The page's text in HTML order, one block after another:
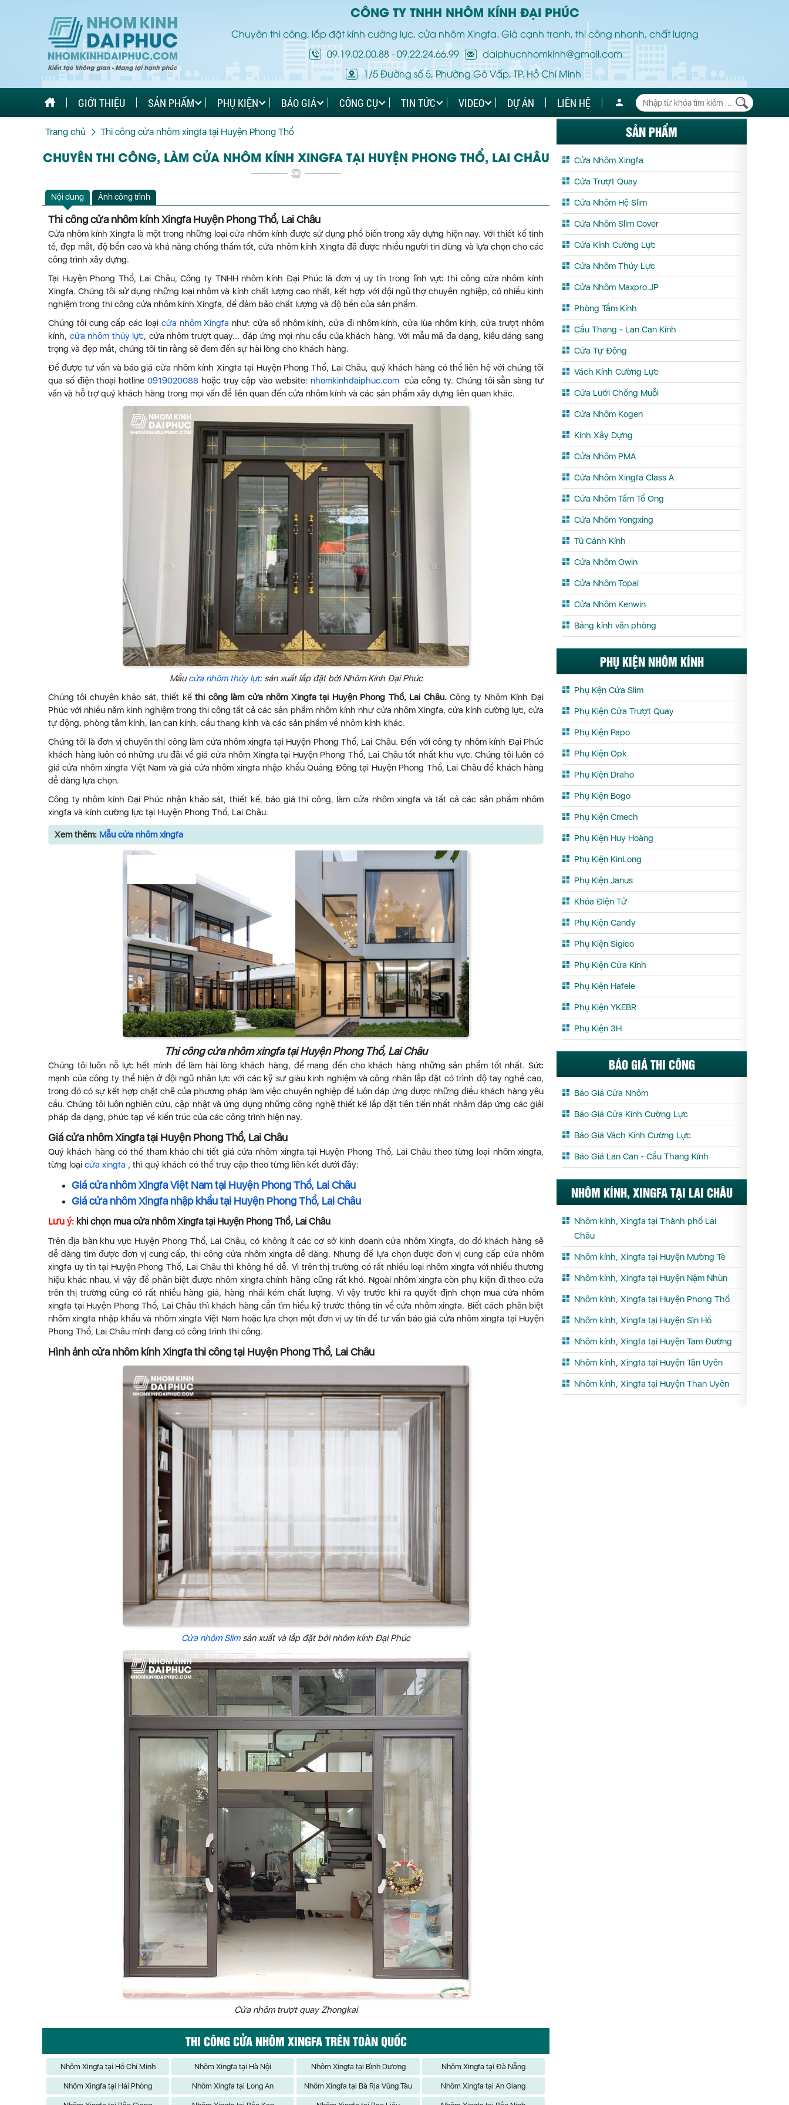
CÔNG TY TNHH NHÔM KÍNH ĐẠI PHÚC
Chuyên thi công, lắp đặt kính cường lực, cửa nhôm Xingfa. Giá cạnh tranh, thi công nhanh, chất lượng
09.19.02.00.88-09.22.24.66.99
daiphucnhomkinh@gmail.com
1/5 Đường số 5, Phường Gò Vấp, TP. Hồ Chí Minh
GIỚI THIỆU SẢN PHẨM PHỤ KIỆN BÁO GIÁ CÔNG CỤ TIN TỨC VIDEO DỰ ÁN LIÊN HỆ
Trang chủ Thi công cửa nhôm xingfa tại Huyện Phong Thổ
CHUYÊN THI CÔNG, LÀM CỬA NHÔM KÍNH XINGFA TẠI HUYỆN PHONG THỔ, LAI CHÂU
Nội dung Ảnh công trình
Thi công cửa nhôm kính Xingfa Huyện Phong Thổ, Lai Châu
Cửa nhôm kính Xingfa là một trong những loại cửa nhôm kính được sử dụng phổ biến trong xây dựng hiện nay. Với thiết kế tinh
tế, đẹp mắt, độ bền cao và khả năng chống thấm tốt, cửa nhôm kính Xingfa đã được nhiều người tin dùng và lựa chọn cho các
công trình xây dựng.
Tại Huyện Phong Thổ, Lai Châu, Công ty TNHH nhôm kính Đại Phúc là đơn vị uy tín trong lĩnh vực thi công cửa nhôm kính
Xingfa. Chúng tôi sử dụng những loại nhôm và kính chất lượng cao nhất, kết hợp với đội ngũ thợ chuyên nghiệp, có nhiều kinh
nghiệm trong thi công cửa nhôm kính Xingfa, để đảm bảo chất lượng và độ bền của sản phẩm.
Chúng tôi cung cấp các loại cửa nhôm Xingfa như: cửa sổ nhôm kính, cửa đi nhôm kính, cửa lùa nhôm kính, cửa trượt nhôm
kính, cửa nhôm thủy lực, cửa nhôm trượt quay... đáp ứng mọi nhu cầu của khách hàng. Với mẫu mã đa dạng, kiểu dáng sang
trọng và đẹp mắt, chúng tôi tin rằng sẽ đem đến sự hài lòng cho khách hàng.
Để được tư vấn và báo giá cửa nhôm kính Xingfa tại Huyện Phong Thổ, Lai Châu, quý khách hàng có thể liên hệ với chúng tôi
qua số điện thoại hotline 0919020088 hoặc truy cập vào website: nhomkinhdaiphuc.comcủa công ty. Chúng tôi sẵn sàng tư
vấn và hỗ trợ quý khách hàng trong mọi vấn đề liên quan đến cửa nhôm kính và các sản phẩm xây dựng liên quan khác.
Mẫucửa nhôm thủy lựcsản xuất lắp đặt bởi Nhôm Kính Đại Phúc
Chúng tôi chuyên khảo sát, thiết kếthi công làm cửa nhôm Xingfa tại Huyện Phong Thổ, Lai Châu.Công ty Nhôm Kính Đại
Phúc với nhiều năm kinh nghiệm trong thi công tất cả các sản phẩm nhôm kính như cửa nhôm Xingfa, cửa kính cường lực, cửa
tự động, phòng tắm kính, lan can kính, cầu thang kính và các sản phẩm về nhôm kính khác.
Chúng tôi là đơn vị chuyên thi công làm cửa nhôm xingfa tại Huyện Phong Thổ, Lai Châu. Đến với công ty nhôm kính Đại Phúc
khách hàng luôn có những ưu đãi về giá cửa nhôm Xingfa tại Huyện Phong Thổ, Lai Châu tốt nhất khu vực. Chúng tôi luôn có
giá cửa nhôm xingfa Việt Nam và giá cửa nhôm xingfa nhập khẩu Quảng Đông tại Huyện Phong Thổ, Lai Châu để khách hàng
dễ dàng lựa chọn.
Công ty nhôm kính Đại Phúc nhận khảo sát, thiết kế, báo giá thi công, làm cửa nhôm xingfa và tất cả các sản phẩm nhôm
xingfa và kính cường lực tại Huyện Phong Thổ, Lai Châu.
Xem thêm: Mẫu cửa nhôm xingfa
Thi công cửa nhôm xingfa tại Huyện Phong Thổ, Lai Châu
Chúng tôi luôn nỗ lực hết mình để làm hài lòng khách hàng, để mang đến cho khách hàng những sản phẩm tốt nhất. Sức
mạnh của công ty thể hiện ở đội ngũ nhân lực với các kỹ sư giàu kinh nghiệm và công nhân lắp đặt có trình độ tay nghề cao,
trong đó có sự kết hợp chặt chẽ của phương pháp làm việc chuyên nghiệp để luôn đáp ứng được những điều khách hàng yêu
cầu. Chúng tôi luôn nghiên cứu, cập nhật và ứng dụng những công nghệ thiết kế lắp đặt tiên tiến nhất nhằm đáp ứng các giải
pháp đa dạng, phức tạp về kiến trúc của các công trình hiện nay.
Giá cửa nhôm Xingfa tại Huyện Phong Thổ, Lai Châu
Quý khách hàng có thể tham khảo chi tiết giá cửa nhôm xingfa tại Huyện Phong Thổ, Lai Châu theo từng loại nhôm xingfa,
từng loại cửa xingfa , thì quý khách có thể truy cập theo từng liên kết dưới đây:
Giá cửa nhôm Xingfa Việt Nam tại Huyện Phong Thổ, Lai Châu
Giá cửa nhôm Xingfa nhập khẩu tại Huyện Phong Thổ, Lai Châu
Lưu ý: khi chọn mua cửa nhôm Xingfa tại Huyện Phong Thổ, Lai Châu
Trên địa bàn khu vực Huyện Phong Thổ, Lai Châu, có không ít các cơ sở kinh doanh cửa nhôm Xingfa, do đó khách hàng sẽ
dễ dàng tìm được đơn vị cung cấp, thi công cửa nhôm xingfa dễ dàng. Nhưng để lựa chọn được đơn vị cung cấp cửa nhôm
xingfa uy tín tại Huyện Phong Thổ, Lai Châu thì không hề dễ. Vì trên thị trường có rất nhiều loại nhôm xingfa với nhiều thương
hiệu khác nhau, vì vậy để phân biệt được nhôm xingfa chính hãng cũng rất khó. Ngoài nhôm xingfa còn phụ kiện đi theo cửa
trên thị trường cũng có rất nhiều hàng giả, hàng nhái kém chất lượng. Vì vậy trước khi ra quyết định chọn mua cửa nhôm
xingfa tại Huyện Phong Thổ, Lai Châu thì khách hàng cần tìm hiểu kỹ trước thông tin về cửa nhôm xingfa. Biết cách phân biệt
nhôm xingfa nhập khẩu và nhôm xingfa Việt Nam hoặc lựa chọn một đơn vị uy tín để tư vấn báo giá cửa nhôm xingfa tại Huyện
Phong Thổ, Lai Châu mình đang có công trình thi công.
Hình ảnh cửa nhôm kính Xingfa thi công tại Huyện Phong Thổ, Lai Châu
Cửa nhôm Slimsản xuất và lắp đặt bởi nhôm kính Đại Phúc
Cửa nhôm trượt quay Zhongkai
THI CÔNG CỬA NHÔM XINGFA TRÊN TOÀN QUỐC
Nhôm Xingfa tại Hồ Chí Minh Nhôm Xingfa tại Hà Nội Nhôm Xingfa tại Bình Dương Nhôm Xingfa tại Đà Nẵng
Nhôm Xingfa tại Hải Phòng Nhôm Xingfa tại Long An Nhôm Xingfa tại Bà Rịa Vũng Tàu Nhôm Xingfa tại An Giang
SẢN PHẨM
Cửa Nhôm Xingfa
Cửa Trượt Quay
Cửa Nhôm Hệ Slim
Cửa Nhôm Slim Cover
Cửa Kính Cường Lực
Cửa Nhôm Thủy Lực
Cửa Nhôm Maxpro.JP
Phòng Tắm Kính
Cầu Thang - Lan Can Kính
Cửa Tự Động
Vách Kính Cường Lực
Cửa Lưới Chống Muỗi
Cửa Nhôm Kogen
Kính Xây Dựng
Cửa Nhôm PMA
Cửa Nhôm Xingfa Class A
Cửa Nhôm Tấm Tổ Ong
Cửa Nhôm Yongxing
Tủ Cánh Kính
Cửa Nhôm Owin
Cửa Nhôm Topal
Cửa Nhôm Kenwin
Bảng kính văn phòng
PHỤ KIỆN NHÔM KÍNH
Phụ Kện Cửa Slim
Phụ Kiện Cửa Trượt Quay
Phụ Kiện Papo
Phụ Kiện Opk
Phụ Kiện Draho
Phụ Kiện Bogo
Phụ Kiện Cmech
Phụ Kiện Huy Hoàng
Phụ Kiện KinLong
Phụ Kiện Janus
Khóa Điện Tử
Phụ Kiện Candy
Phụ Kiện Sigico
Phụ Kiện Cửa Kính
Phụ Kiện Hafele
Phụ Kiện YKEBR
Phụ Kiện 3H
BÁO GIÁ THI CÔNG
Báo Giá Cửa Nhôm
Báo Giá Cửa Kính Cường Lực
Báo Giá Vách Kính Cường Lực
Báo Giá Lan Can - Cầu Thang Kính
NHÔM KÍNH, XINGFA TẠI LAI CHÂU
Nhôm kính, Xingfa tại Thành phố Lai
Châu
Nhôm kính, Xingfa tại Huyện Mường Tè
Nhôm kính, Xingfa tại Huyện Nậm Nhùn
Nhôm kính, Xingfa tại Huyện Phong Thổ
Nhôm kính, Xingfa tại Huyện Sìn Hồ
Nhôm kính, Xingfa tại Huyện Tam Đường
Nhôm kính, Xingfa tại Huyện Tân Uyên
Nhôm kính, Xingfa tại Huyện Than Uyên